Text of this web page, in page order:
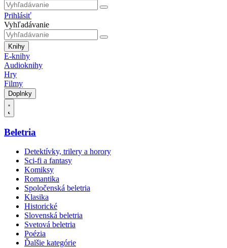
Prihlásiť
Vyhľadávanie
Knihy
E-knihy
Audioknihy
Hry
Filmy
Doplnky
Beletria
Detektívky, trilery a horory
Sci-fi a fantasy
Komiksy
Romantika
Spoločenská beletria
Klasika
Historické
Slovenská beletria
Svetová beletria
Poézia
Ďalšie kategórie